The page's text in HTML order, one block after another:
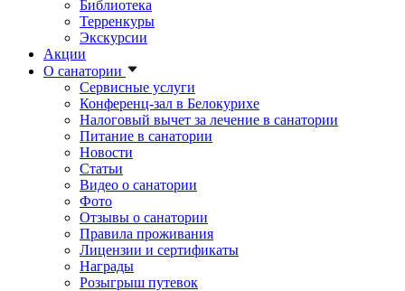
Библиотека
Терренкуры
Экскурсии
Акции
О санатории
Сервисные услуги
Конференц-зал в Белокурихе
Налоговый вычет за лечение в санатории
Питание в санатории
Новости
Статьи
Видео о санатории
Фото
Отзывы о санатории
Правила проживания
Лицензии и сертификаты
Награды
Розыгрыш путевок